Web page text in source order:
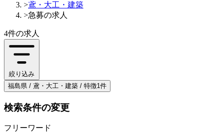
>鳶・大工・建築
>急募の求人
4件の求人
絞り込み
福島県 / 鳶・大工・建築 / 特徴1件
検索条件の変更
フリーワード